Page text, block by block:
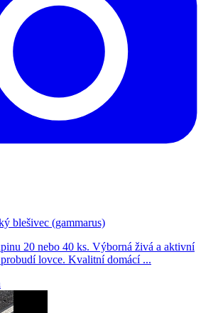
blešivec (gammarus)
20 nebo 40 ks. Výborná živá a aktivní
lovce. Kvalitní domácí ...